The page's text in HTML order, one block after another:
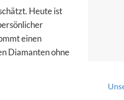
Heute ist
einen
Diamanten ohne